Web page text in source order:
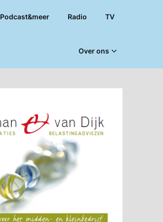
Podcast&meer Radio TV
Over ons